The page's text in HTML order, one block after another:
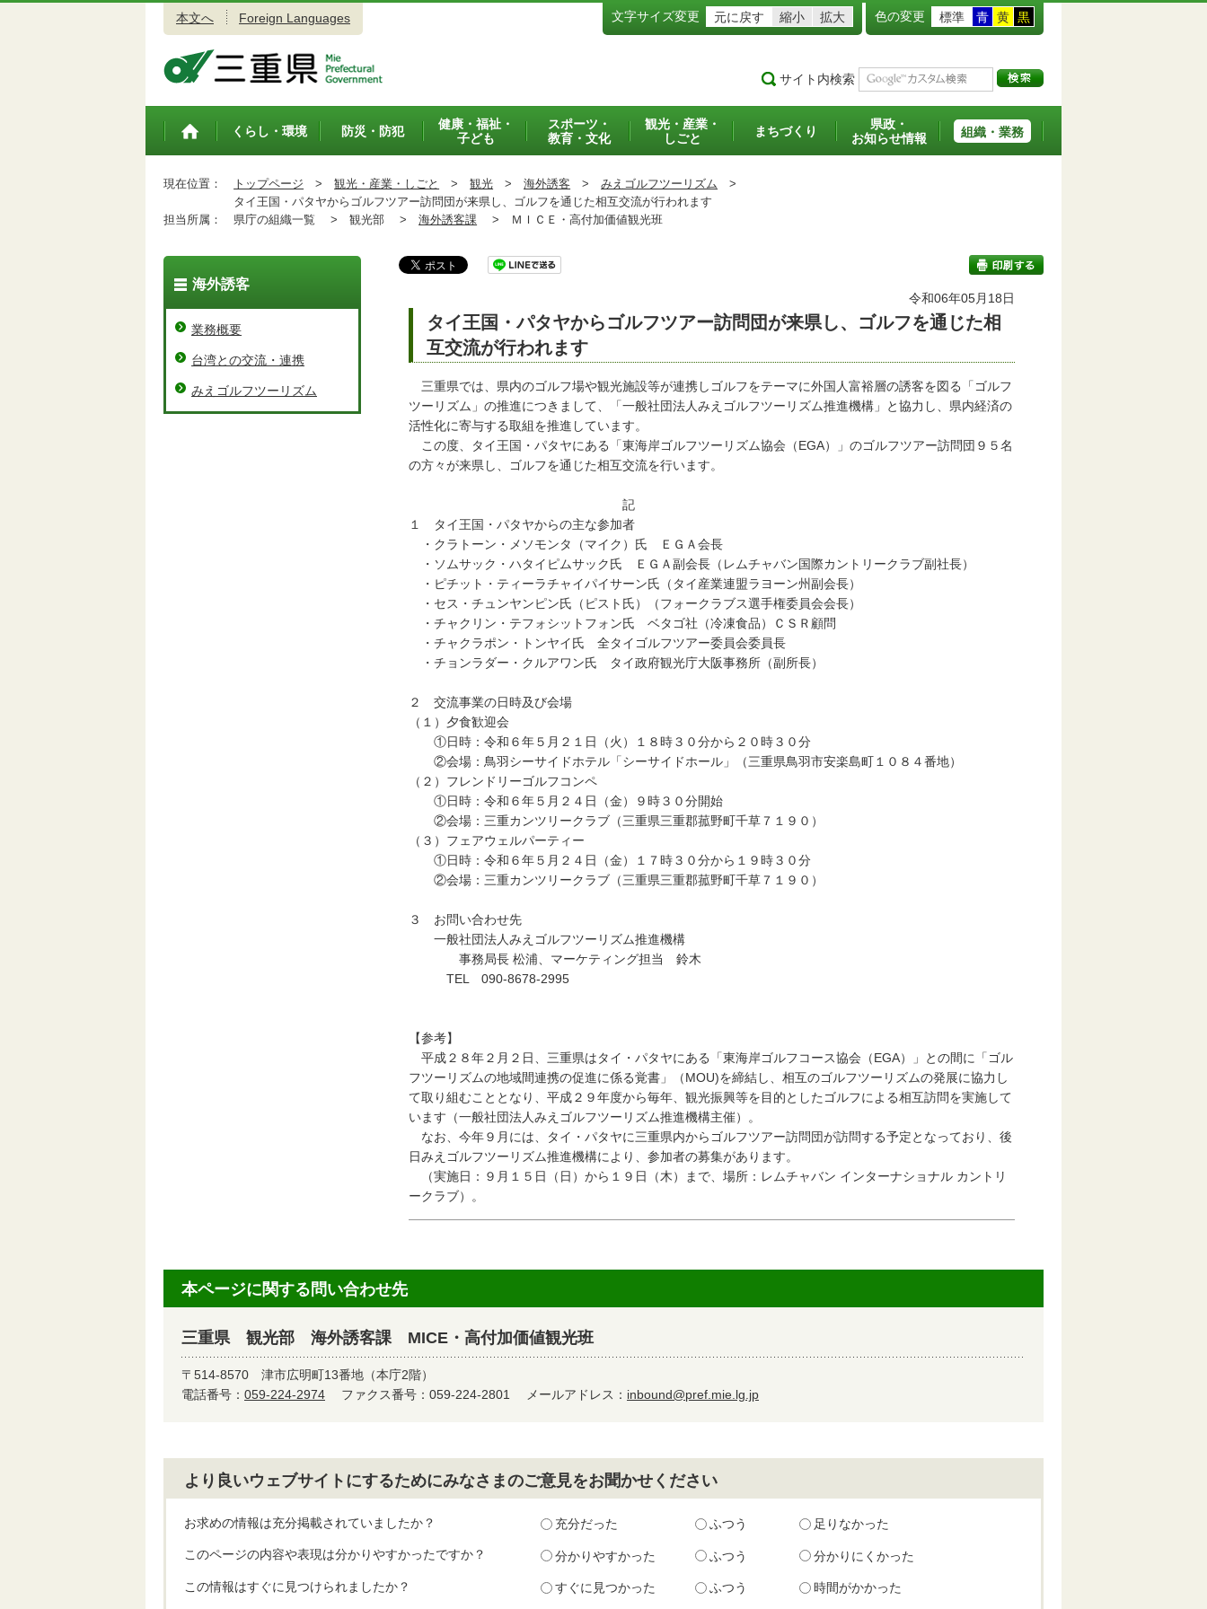
本文へ Foreign Languages 文字サイズ変更 元に戻す 縮小 拡大 色の変更 標準 青 黄 黒
サイト内検索
トップペ
くらし・環境 防災・防犯
健康・福祉・
子ども
スポーツ・
教育・文化
観光・産業・
しごと
まちづくり
県政・
お知らせ情報
組織・業務
現在位置： トップページ > 観光・産業・しごと > 観光 > 海外誘客 > みえゴルフツーリズム >
タイ王国・パタヤからゴルフツアー訪問団が来県し、ゴルフを通じた相互交流が行われます
担当所属：
県庁の組織一覧 > 観光部 > 海外誘客課 > ＭＩＣＥ・高付加価値観光班
令和06年05月18日
タイ王国・パタヤからゴルフツアー訪問団が来県し、ゴルフを通じた相
互交流が行われます
三重県では、県内のゴルフ場や観光施設等が連携しゴルフをテーマに外国人富裕層の誘客を図る「ゴルフ
ツーリズム」の推進につきまして、「一般社団法人みえゴルフツーリズム推進機構」と協力し、県内経済の
活性化に寄与する取組を推進しています。
この度、タイ王国・パタヤにある「東海岸ゴルフツーリズム協会（EGA）」のゴルフツアー訪問団９５名
の方々が来県し、ゴルフを通じた相互交流を行います。
記
１ タイ王国・パタヤからの主な参加者
・クラトーン・メソモンタ（マイク）氏 ＥＧＡ会長
・ソムサック・ハタイピムサック氏 ＥＧＡ副会長（レムチャバン国際カントリークラブ副社長）
・ピチット・ティーラチャイパイサーン氏（タイ産業連盟ラヨーン州副会長）
・セス・チュンヤンピン氏（ピスト氏）（フォークラブス選手権委員会会長）
・チャクリン・テフォシットフォン氏 ベタゴ社（冷凍食品）ＣＳＲ顧問
・チャクラポン・トンヤイ氏 全タイゴルフツアー委員会委員長
・チョンラダー・クルアワン氏 タイ政府観光庁大阪事務所（副所長）
２ 交流事業の日時及び会場
（１）夕食歓迎会
①日時：令和６年５月２１日（火）１８時３０分から２０時３０分
②会場：鳥羽シーサイドホテル「シーサイドホール」（三重県鳥羽市安楽島町１０８４番地）
（２）フレンドリーゴルフコンペ
①日時：令和６年５月２４日（金）９時３０分開始
②会場：三重カンツリークラブ（三重県三重郡菰野町千草７１９０）
（３）フェアウェルパーティー
①日時：令和６年５月２４日（金）１７時３０分から１９時３０分
②会場：三重カンツリークラブ（三重県三重郡菰野町千草７１９０）
３ お問い合わせ先
一般社団法人みえゴルフツーリズム推進機構
事務局長 松浦、マーケティング担当 鈴木
TEL 090-8678-2995
【参考】
平成２８年２月２日、三重県はタイ・パタヤにある「東海岸ゴルフコース協会（EGA）」との間に「ゴル
フツーリズムの地域間連携の促進に係る覚書」（MOU)を締結し、相互のゴルフツーリズムの発展に協力し
て取り組むこととなり、平成２９年度から毎年、観光振興等を目的としたゴルフによる相互訪問を実施して
います（一般社団法人みえゴルフツーリズム推進機構主催）。
なお、今年９月には、タイ・パタヤに三重県内からゴルフツアー訪問団が訪問する予定となっており、後
日みえゴルフツーリズム推進機構により、参加者の募集があります。
（実施日：９月１５日（日）から１９日（木）まで、場所：レムチャバン インターナショナル カントリ
ークラブ）。
海外誘客
業務概要
台湾との交流・連携
みえゴルフツーリズム
本ページに関する問い合わせ先
三重県 観光部 海外誘客課 MICE・高付加価値観光班
〒514-8570 津市広明町13番地（本庁2階）
電話番号： 059-224-2974 ファクス番号：059-224-2801 メールアドレス： inbound@pref.mie.lg.jp
より良いウェブサイトにするためにみなさまのご意見をお聞かせください
お求めの情報は充分掲載されていましたか？ 充分だった ふつう 足りなかった
このページの内容や表現は分かりやすかったですか？ 分かりやすかった ふつう 分かりにくかった
この情報はすぐに見つけられましたか？ すぐに見つかった ふつう 時間がかかった